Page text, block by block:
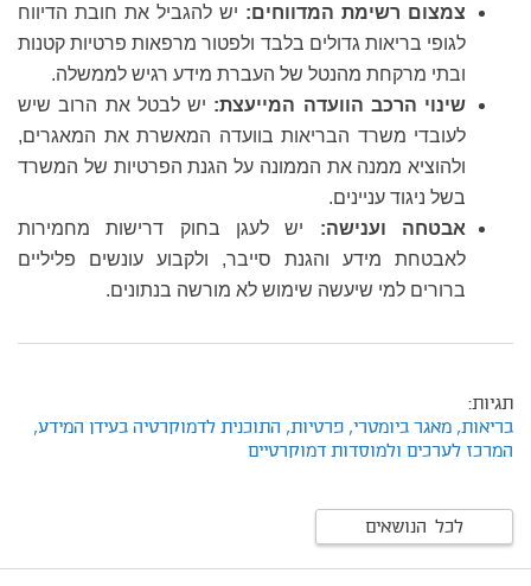
צמצום רשימת המדווחים: יש להגביל את חובת הדיווח
לגופי בריאות גדולים בלבד ולפטור מרפאות פרטיות קטנות
ובתי מרקחת מהנטל של העברת מידע רגיש לממשלה.
שינוי הרכב הוועדה המייעצת: יש לבטל את הרוב שיש
לעובדי משרד הבריאות בוועדה המאשרת את המאגרים,
ולהוציא ממנה את הממונה על הגנת הפרטיות של המשרד
בשל ניגוד עניינים.
אבטחה וענישה: יש לעגן בחוק דרישות מחמירות
לאבטחת מידע והגנת סייבר, ולקבוע עונשים פליליים
ברורים למי שיעשה שימוש לא מורשה בנתונים.
תגיות:
בריאות, מאגר ביומטרי, פרטיות, התוכנית לדמוקרטיה בעידן המידע,
המרכז לערכים ולמוסדות דמוקרטיים
לכל הנושאים